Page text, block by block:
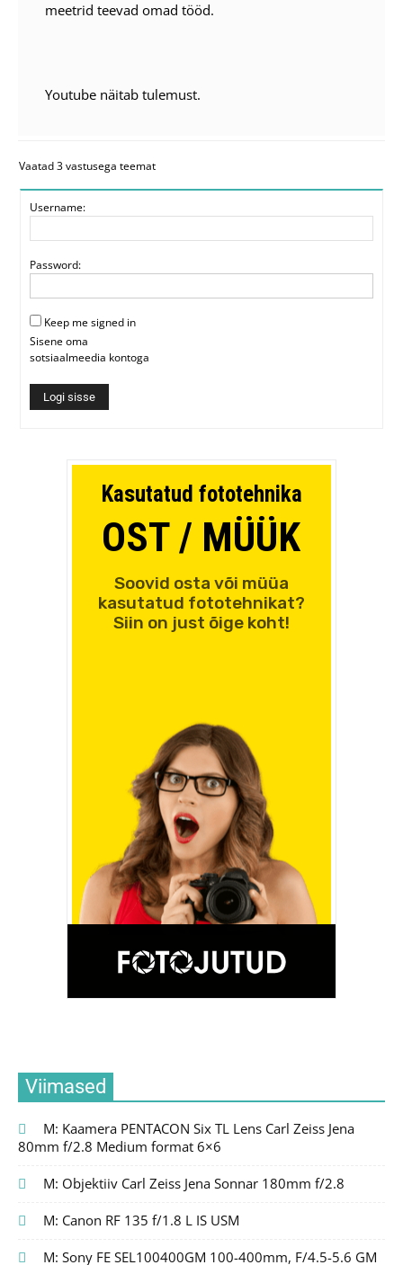
meetrid teevad omad tööd.
Youtube näitab tulemust.
Vaatad 3 vastusega teemat
Username:
Password:
Keep me signed in
Sisene oma
sotsiaalmeedia kontoga
Logi sisse
Viimased
M: Kaamera PENTACON Six TL Lens Carl Zeiss Jena
80mm f/2.8 Medium format 6×6
M: Objektiiv Carl Zeiss Jena Sonnar 180mm f/2.8
M: Canon RF 135 f/1.8 L IS USM
M: Sony FE SEL100400GM 100-400mm, F/4.5-5.6 GM